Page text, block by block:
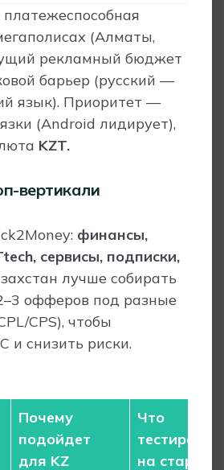
платежеспособная
(Алматы,
рекламный бюджет
барьер (русский —
язык). Приоритет —
(Android лидирует),
KZT.
вертикали
финансы,
сервисы, подписки,
лучше собирать
офферов под разные
CPS), чтобы
и снизить риски.
Почему
подойдет
для KZ
Что
на старте